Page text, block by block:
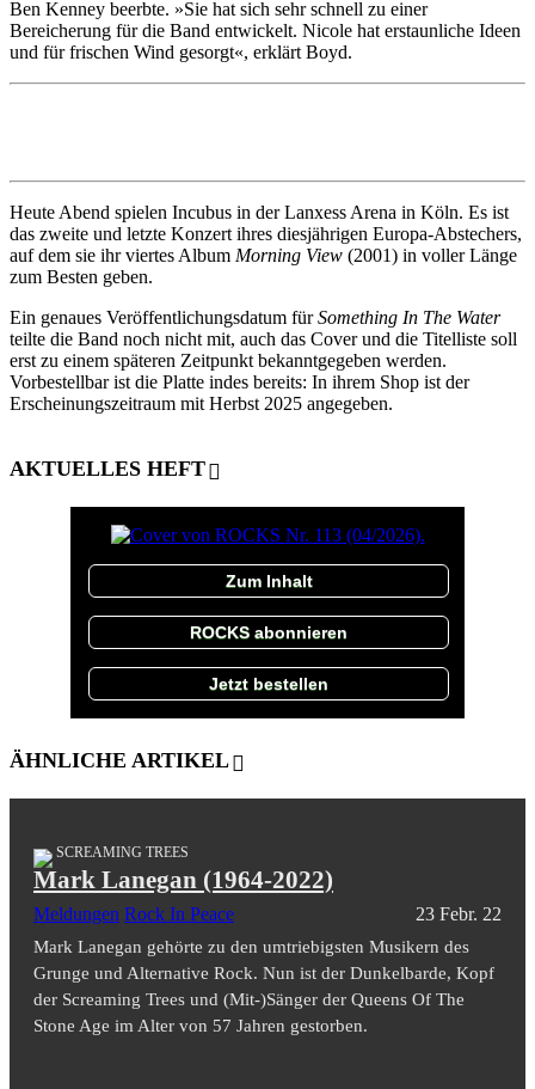
Ben Kenney beerbte. »Sie hat sich sehr schnell zu einer
Bereicherung für die Band entwickelt. Nicole hat erstaunliche Ideen
und für frischen Wind gesorgt«, erklärt Boyd.
Heute Abend spielen Incubus in der Lanxess Arena in Köln. Es ist
das zweite und letzte Konzert ihres diesjährigen Europa-Abstechers,
auf dem sie ihr viertes Album Morning View (2001) in voller Länge
zum Besten geben.
Ein genaues Veröffentlichungsdatum fürSomething In The Water
teilte die Band noch nicht mit, auch das Cover und die Titelliste soll
erst zu einem späteren Zeitpunkt bekanntgegeben werden.
Vorbestellbar ist die Platte indes bereits: In ihrem Shop ist der
Erscheinungszeitraum mit Herbst 2025 angegeben.
AKTUELLES HEFT
Zum Inhalt
ROCKS abonnieren
Jetzt bestellen
ÄHNLICHE ARTIKEL
SCREAMING TREES
Mark Lanegan (1964-2022)
Meldungen Rock In Peace 23 Febr. 22
Mark Lanegan gehörte zu den umtriebigsten Musikern des
Grunge und Alternative Rock. Nun ist der Dunkelbarde, Kopf
der Screaming Trees und (Mit-)Sänger der Queens Of The
Stone Age im Alter von 57 Jahren gestorben.